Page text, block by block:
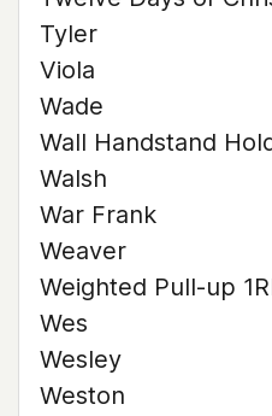
Tyler
Viola
Wade
Wall Handstand
Walsh
War Frank
Weaver
Weighted Pull-up
Wes
Wesley
Weston